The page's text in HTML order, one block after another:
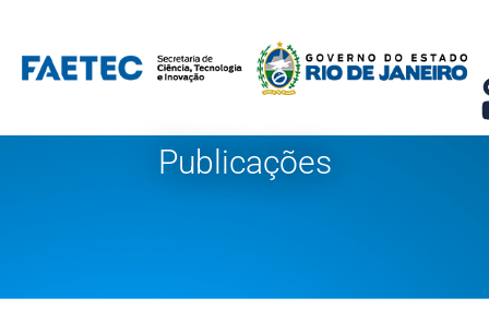
Pular
para
conteúdo
Publicações